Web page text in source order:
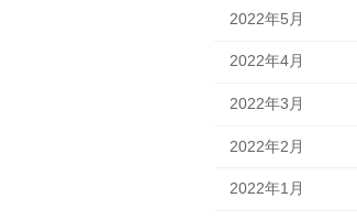
2022年5月
2022年4月
2022年3月
2022年2月
2022年1月